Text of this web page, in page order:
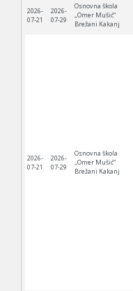
2026-
07-21
2026-
07-29
Osnovna škola
„Omer Mušić“
Brežani Kakanj
2026-
07-21
2026-
07-29
Osnovna škola
„Omer Mušić“
Brežani Kakanj